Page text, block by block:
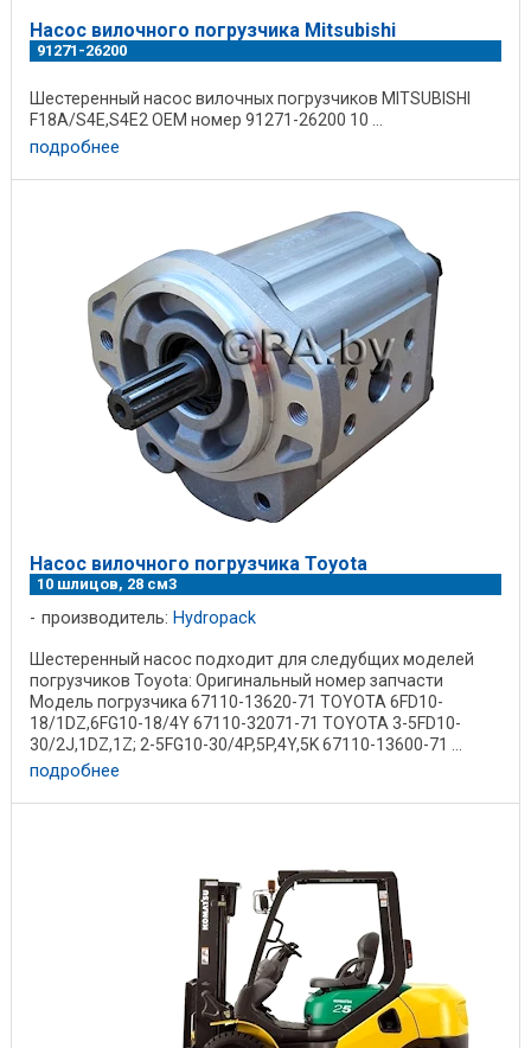
Насос вилочного погрузчика Mitsubishi
91271-26200
Шестеренный насос вилочных погрузчиков MITSUBISHI
F18A/S4E,S4E2 OEM номер 91271-26200 10 ...
подробнее
Насос вилочного погрузчика Toyota
10 шлицов, 28 см3
производитель: Hydropack
Шестеренный насос подходит для следубщих моделей
погрузчиков Toyota: Оригинальный номер запчасти
Модель погрузчика 67110-13620-71 TOYOTA 6FD10-
18/1DZ,6FG10-18/4Y 67110-32071-71 TOYOTA 3-5FD10-
30/2J,1DZ,1Z; 2-5FG10-30/4P,5P,4Y,5K 67110-13600-71 ...
подробнее